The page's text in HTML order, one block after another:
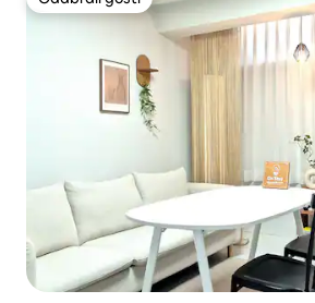
Odabrali gosti